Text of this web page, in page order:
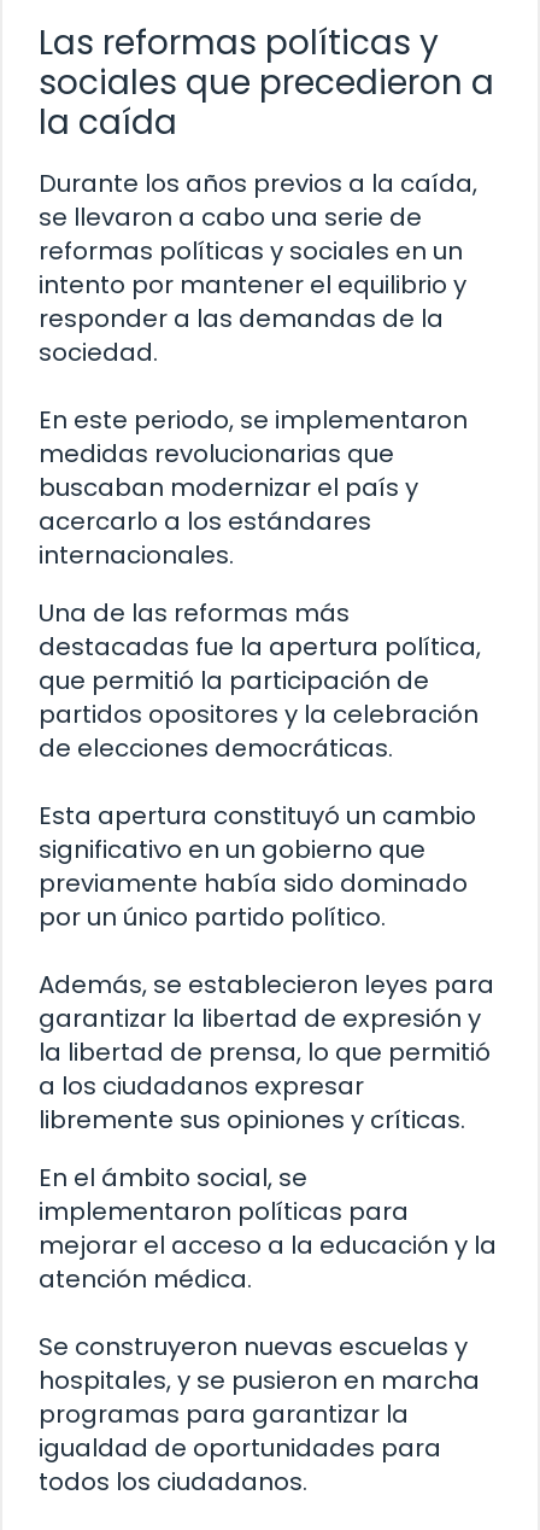
Las reformas políticas y
sociales que precedieron a
la caída
Durante los años previos a la caída,
se llevaron a cabo una serie de
reformas políticas y sociales en un
intento por mantener el equilibrio y
responder a las demandas de la
sociedad.
En este periodo, se implementaron
medidas revolucionarias que
buscaban modernizar el país y
acercarlo a los estándares
internacionales.
Una de las reformas más
destacadas fue la apertura política,
que permitió la participación de
partidos opositores y la celebración
de elecciones democráticas.
Esta apertura constituyó un cambio
significativo en un gobierno que
previamente había sido dominado
por un único partido político.
Además, se establecieron leyes para
garantizar la libertad de expresión y
la libertad de prensa, lo que permitió
a los ciudadanos expresar
libremente sus opiniones y críticas.
En el ámbito social, se
implementaron políticas para
mejorar el acceso a la educación y la
atención médica.
Se construyeron nuevas escuelas y
hospitales, y se pusieron en marcha
programas para garantizar la
igualdad de oportunidades para
todos los ciudadanos.